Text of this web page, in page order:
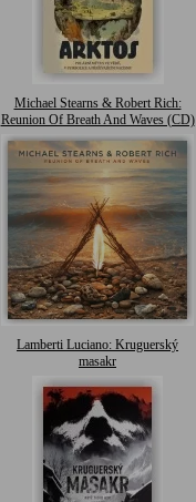
Michael Stearns & Robert Rich:
Reunion Of Breath And Waves (CD)
Lamberti Luciano: Kruguerský
masakr